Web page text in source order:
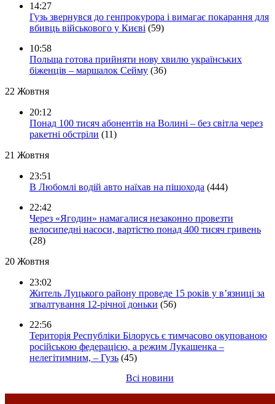
14:27
Гузь звернувся до генпрокурора і вимагає покарання для
вбивць військового у Києві (59)
10:58
Польща готова прийняти нову хвилю українських
біженців – маршалок Сейму (36)
22 Жовтня
20:12
Понад 100 тисяч абонентів на Волині – без світла через
ракетні обстріли (11)
21 Жовтня
23:51
В Любомлі водій авто наїхав на пішохода (444)
22:42
Через «Ягодин» намагалися незаконно провезти
велосипедні насоси, вартістю понад 400 тисяч гривень
(28)
20 Жовтня
23:02
Житель Луцького району проведе 15 років у в’язниці за
зґвалтування 12-річної доньки (56)
22:56
Територія Республіки Білорусь є тимчасово окупованою
російською федерацією, а режим Лукашенка –
нелегітимним, – Гузь (45)
Всі новини